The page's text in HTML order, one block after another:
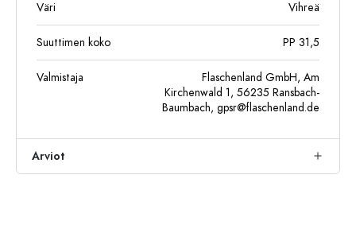
Väri Vihreä
Suuttimen koko PP 31,5
Valmistaja
Flaschenland GmbH, Am
Kirchenwald 1, 56235 Ransbach-
Baumbach, gpsr@flaschenland.de
Arviot